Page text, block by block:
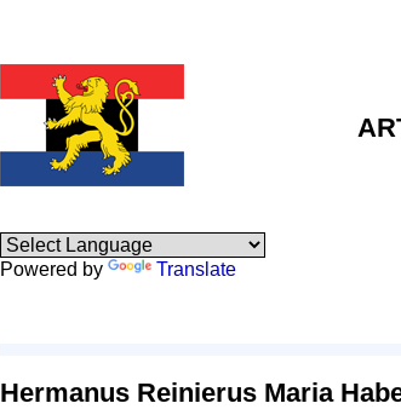
Powered by Translate
Hermanus Reinierus Maria